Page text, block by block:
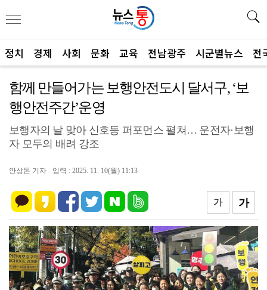
정치 경제 사회 문화 교육 전남광주 시군별뉴스 전
함께 만들어가는 보행안전도시 달서구, ‘보
행안전주간’운영
보행자의 날 맞아 신호등 퍼포먼스 펼쳐… 운전자·보행
자 모두의 배려 강조
안상돈 기자 입력 : 2025. 11. 10(월) 11:13
가
가